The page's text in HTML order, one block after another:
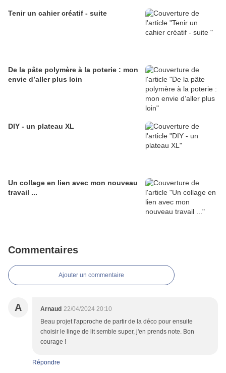
Tenir un cahier créatif - suite
De la pâte polymère à la poterie : mon
envie d’aller plus loin
DIY - un plateau XL
Un collage en lien avec mon nouveau
travail ...
Commentaires
Ajouter un commentaire
A Arnaud 22/04/2024 20:10
Beau projet l'approche de partir de la déco pour ensuite
choisir le linge de lit semble super, j'en prends note. Bon
courage !
Répondre